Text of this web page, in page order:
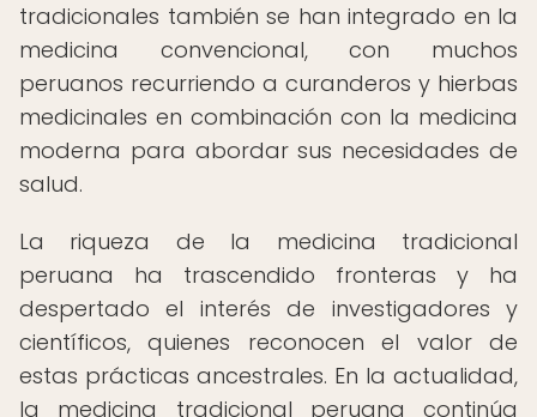
tradicionales también se han integrado en la
medicina convencional, con muchos
peruanos recurriendo a curanderos y hierbas
medicinales en combinación con la medicina
moderna para abordar sus necesidades de
salud.
La riqueza de la medicina tradicional
peruana ha trascendido fronteras y ha
despertado el interés de investigadores y
científicos, quienes reconocen el valor de
estas prácticas ancestrales. En la actualidad,
la medicina tradicional peruana continúa